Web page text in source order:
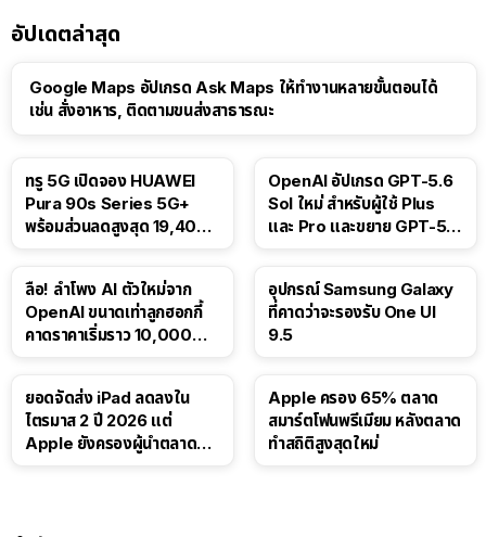
อัปเดตล่าสุด
Google Maps อัปเกรด Ask Maps ให้ทำงานหลายขั้นตอนได้
เช่น สั่งอาหาร, ติดตามขนส่งสาธารณะ
ทรู 5G เปิดจอง HUAWEI
Pura 90s Series 5G+
พร้อมส่วนลดสูงสุด 19,400
OpenAI อัปเกรด GPT-5.6
Sol ใหม่ สำหรับผู้ใช้ Plus
และ Pro และขยาย GPT-5.6
ลือ! ลำโพง AI ตัวใหม่จาก
OpenAI ขนาดเท่าลูกฮอกกี้
คาดราคาเริ่มราว 10,000
อุปกรณ์ Samsung Galaxy
ที่คาดว่าจะรองรับ One UI
9.5
ยอดจัดส่ง iPad ลดลงใน
ไตรมาส 2 ปี 2026 แต่
Apple ยังครองผู้นำตลาด
Apple ครอง 65% ตลาด
สมาร์ตโฟนพรีเมียม หลังตลาด
ทำสถิติสูงสุดใหม่